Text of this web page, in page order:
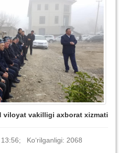
viloyat vakilligi axborat xizmati
Ko‘rilganligi: 2068